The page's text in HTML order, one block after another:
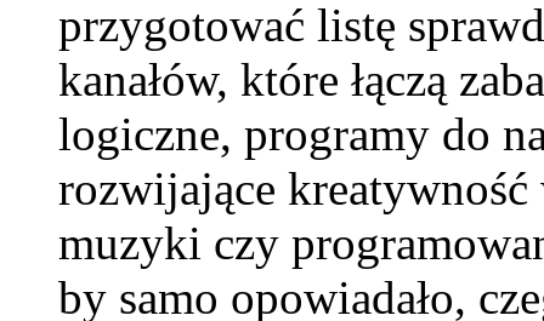
przygotować listę
kanałów, które łączą
logiczne, programy do
rozwijające
muzyki czy
by samo opowiadało,